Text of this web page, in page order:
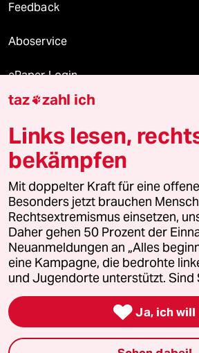
Feedback
Aboservice
ePaper Login
Downloads für Abonnierende
© 2026 taz Verlags und Vertriebs
Alle Rechte vorbehalten. Bei rechtlichen
wenden Sie sich bitte an
lizenzen@taz.de
Feedback Redaktionsstatut
Leitlinie Informant Datenschutz
Seitenwende Einwilligungen
taz zahl ich
Links lesen,
bekämpfen
Mit doppelter Kraft für eine
Besonders jetzt brauchen
Rechtsextremismus einsetzen,
Daher gehen 50 Prozent der
Neuanmeldungen an „Alles
eine Kampagne, die bedrohte
und Jugendorte unterstützt. Sind
 Ja, ich will